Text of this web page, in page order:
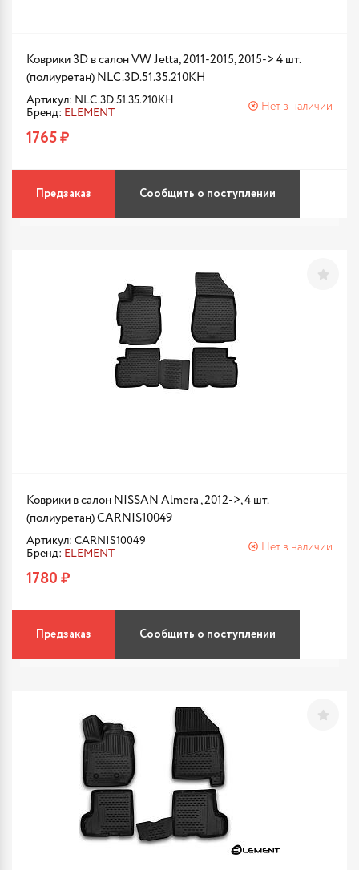
Коврики 3D в салон VW Jetta, 2011-2015, 2015-> 4 шт.
(полиуретан) NLC.3D.51.35.210KH
Артикул: NLC.3D.51.35.210KH
Бренд: ELEMENT
Нет в наличии
1765 ₽
Предзаказ Сообщить о поступлении
Коврики в салон NISSAN Almera , 2012->, 4 шт.
(полиуретан) CARNIS10049
Артикул: CARNIS10049
Бренд: ELEMENT
Нет в наличии
1780 ₽
Предзаказ Сообщить о поступлении